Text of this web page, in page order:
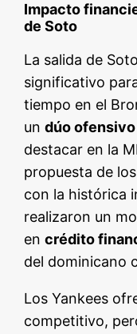
Impacto
de Soto
La salida de
significativo
tiempo en el
undúo
destacar en la
propuesta de
con la histórica
realizaron un
encrédito
del dominicano
Los Yankees
competitivo,